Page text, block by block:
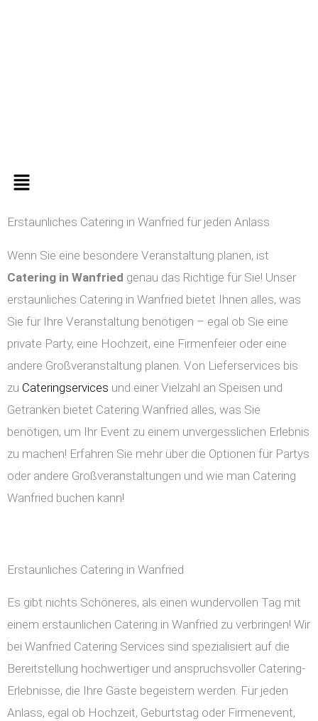
Menü
Erstaunliches Catering in Wanfried für jeden Anlass
Wenn Sie eine besondere Veranstaltung planen, ist
Catering in Wanfried genau das Richtige für Sie! Unser
erstaunliches Catering in Wanfried bietet Ihnen alles, was
Sie für Ihre Veranstaltung benötigen – egal ob Sie eine
private Party, eine Hochzeit, eine Firmenfeier oder eine
andere Großveranstaltung planen. Von Lieferservices bis
zu Cateringservices und einer Vielzahl an Speisen und
Getränken bietet Catering Wanfried alles, was Sie
benötigen, um Ihr Event zu einem unvergesslichen Erlebnis
zu machen! Erfahren Sie mehr über die Optionen für Partys
oder andere Großveranstaltungen und wie man Catering
Wanfried buchen kann!
Erstaunliches Catering in Wanfried
Es gibt nichts Schöneres, als einen wundervollen Tag mit
einem erstaunlichen Catering in Wanfried zu verbringen! Wir
bei Wanfried Catering Services sind spezialisiert auf die
Bereitstellung hochwertiger und anspruchsvoller Catering-
Erlebnisse, die Ihre Gäste begeistern werden. Für jeden
Anlass, egal ob Hochzeit, Geburtstag oder Firmenevent,